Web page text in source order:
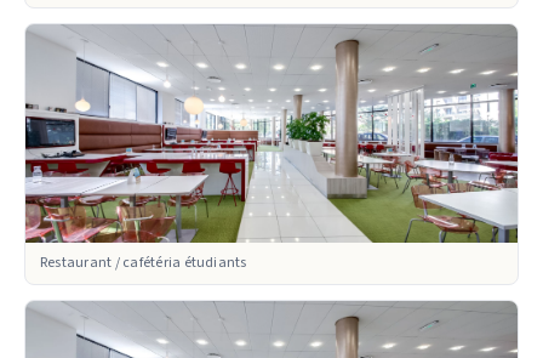
Restaurant / cafétéria étudiants